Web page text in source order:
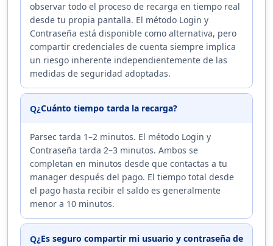
observar todo el proceso de recarga en tiempo real
desde tu propia pantalla. El método Login y
Contraseña está disponible como alternativa, pero
compartir credenciales de cuenta siempre implica
un riesgo inherente independientemente de las
medidas de seguridad adoptadas.
Q¿Cuánto tiempo tarda la recarga?
Parsec tarda 1–2 minutos. El método Login y
Contraseña tarda 2–3 minutos. Ambos se
completan en minutos desde que contactas a tu
manager después del pago. El tiempo total desde
el pago hasta recibir el saldo es generalmente
menor a 10 minutos.
Q¿Es seguro compartir mi usuario y contraseña de